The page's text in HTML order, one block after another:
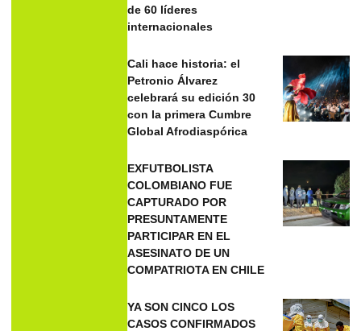
de 60 líderes
internacionales
Cali hace historia: el
Petronio Álvarez
celebrará su edición 30
con la primera Cumbre
Global Afrodiaspórica
EXFUTBOLISTA
COLOMBIANO FUE
CAPTURADO POR
PRESUNTAMENTE
PARTICIPAR EN EL
ASESINATO DE UN
COMPATRIOTA EN CHILE
YA SON CINCO LOS
CASOS CONFIRMADOS